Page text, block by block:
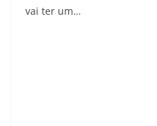
vai ter um…